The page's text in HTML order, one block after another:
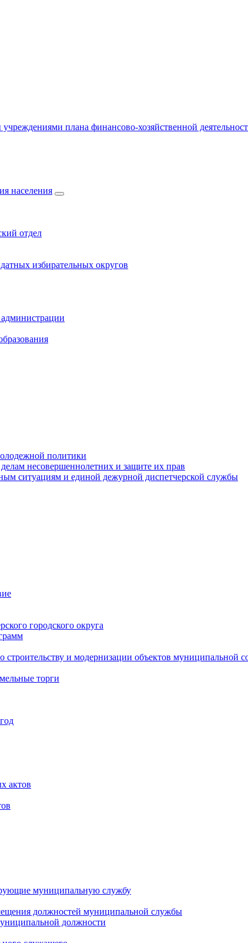
плана финансово-хозяйственной
населения
отдел
избирательных округов
политики
несовершеннолетних и защите их прав
ситуациям и единой дежурной диспетчерской службы
городского округа
строительству и модернизации объектов муниципальной
торги
актов
муниципальную службу
должностей муниципальной службы
должности